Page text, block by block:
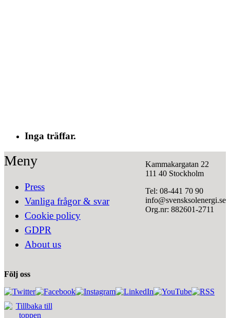
Inga träffar.
Meny
Press
Vanliga frågor & svar
Cookie policy
GDPR
About us
Kammakargatan 22
111 40 Stockholm
Tel: 08-441 70 90
info@svensksolenergi.se
Org.nr: 882601-2711
Följ oss